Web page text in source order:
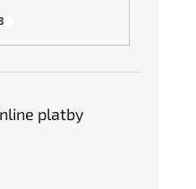
platby